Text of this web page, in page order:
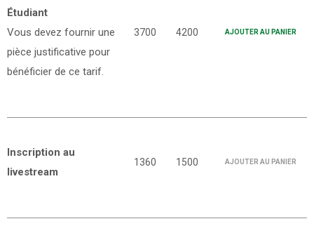
Étudiant
Vous devez fournir une
pièce justificative pour
bénéficier de ce tarif.
3700 4200 AJOUTER AU PANIER
Inscription au
livestream
1360 1500 AJOUTER AU PANIER